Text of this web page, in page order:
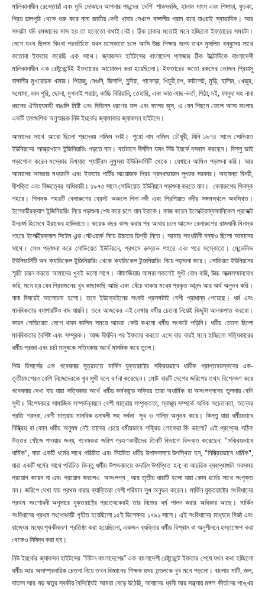
মালিকানাধীন রেস্তোরাঁ এবং মুদি দোকানে আপনার পছন্দের 'দেশি' শাকসবজি, হালাল মাংস এবং শিঙ্গাড়া, ফুচকা,
প্রিয় ডালপুরি থেকে শুরু করে নানা জাতীয় দেশী খাবার দেখলে বাঙ্গালীর প্রান ভরে যাওয়াই স্বাভাবিক। আর
সময়টা যদি রমজানের মাস হয় তা হলেতো কথাই নেই। ঠিক ঢাকার মতোই মনে হচ্ছিলো ইফতারের সময়টা।
দেশে যখন ছিলাম কিংবা পরবর্তিতে যখন মস্কোতে চলে আসি উচ্চ শিক্ষার জন্য তখন মুসলিম বন্ধুদের সাথে
কতোনা ইফতার করেছি এক সাথে। জ্যাকসন হাইটসের বাংলাদেশ প্লাজার ঠিক উল্টোদিকে বাংলাদেশী
মালিকানাধীন এক রেষ্টুরেন্টেই ইফতারের আয়োজন করা হয়েছিলো। ইফতারের কতো রকমের ভোজন প্রিয়াসু
বাঙ্গালীর মুখরোচক খাবার। পিয়াজু, বেগুনি, জিলাপি, বুন্দিয়া, পাকোড়া, খিচুরী,চপ, কাটলেট, মুড়ি, হালিম, খেজুর,
সমোসা, ডাল পুরি, ছোলা, মুগলাই পরাঠা, কাচ্চি বিরিয়ানি, তেহারি, এবং ভাত-মাছ-ভর্তা, পিঠা, দই, ফালুদা সহ নানা
ধরনের ঐতিহ্যবাহী বাঙালি মিষ্টি এবং বিভিন্ন ধরণের ফল এবং ফলের জুস, এ যেন পিছনে ফেলে আসা বাংলার
একটি তাৎক্ষণিক অনুস্মারক নিউ ইয়র্কের জ্যামাকার জ্যাকসন হাইটসে।
আমাদের সাথে আরো ছিলো শ্রদ্ধেয় নাজিম ভাই। পুরো নাম নাজিম চৌধুরী, যিনি ১৯৭৪ সালে সোভিয়ত
ইউনিয়নের আস্ত্রাখানে ইন্জিনিয়ারিং পড়তে যান। বর্তমানে দীর্ঘদিন যাবৎ নিউ ইয়র্কে বসবাস করছেন। বিল্লু ভাই
পড়াশোনা করেন মস্কোর বিখ্যাত প্যাট্রিস লুমুম্বা ইউনিভার্সিটি থেকে। যেখানে আমিও পড়াশুনা করি। আর
আমাদের আড্ডার মধ্যমনি এবং ইফতার পার্টির আয়োজক প্রিয় শ্রদ্ধাভাজন লুৎফর সরকার। অত্যন্ত বিনয়ী,
ধীশক্তি এবং বিজ্ঞত্বের অধিকারী। ১৯৭৩ সালে সোভিয়েত ইউনিয়নে পড়াশুনা করতে যান। বেলারুশের পিনস্ক
শহরে। পিনস্ক শহরটি বেলারুশের ব্রেস্ট অঞ্চলে পিনা নদী এবং প্রিপিয়াত নদীর সঙ্গমস্থলে অবস্থিত।
ইলেকট্রিক্যাল ইন্জিনিয়ারিং নিয়ে পড়াশুনা শেষ করে চলে যান ইরাকে। কাজ করেন ইলেক্ট্রোম্যাকানিকেল প্রজেক্ট
ইনচার্জ হিসেবে ইরাকের হাদিদাতে। কয়েক বছর কাজ করার পর আবার চলে আসেন বেলারুশের রাজধানী মিনস্ক
শহরে ইলেক্ট্রিক্যাল সিষ্টেম এন্ড নেটওয়ার্ক নিয়ে উচ্চতর ডিগ্রী নিতে। আমার সহধর্মিনী বন্যাও ছিলো আমাদের
সাথে। সেও পড়াশুনা করে সোভিয়েত ইউনিয়নে, প্রথমে রুস্তভ শহরে এবং পরে মস্কোতে। মেন্ডেলিভ
ইউনিভার্সিটি অব ক্যামিকেল ইন্জিনিয়ারিং থেকে ক্যামিকেল ইন্জনিয়ারিং নিয়ে পড়াশুনা করে। সোভিয়ত ইউনিয়নের
স্মৃতি চারন করতে আমাদের খুবই ভলো লাগে। নষ্টালজিয়ায় আমরা সকলেই সুখী বোধ করি, উচ্চ আত্মসম্মানবোধ
করি, মনে হয় যেন প্রিয়জনের খুব কাছাকাছি আছি এবং বেঁচে থাকার মধ্যে প্রকৃত আনন্দ আর অর্থ অনুভব করি।
নানা বিষয়েই আলোচনা হলো। তবে ইউক্রেইনের সংকট প্রসঙ্গটাই বেশী প্রাধান্য পেয়েছে। ধর্ম এবং
মানবিকতার ব্যাপারটিও বাদ যায়নি। তবে আজকের এই লেখায় ধর্মীয় চেতনা নিয়েই কিছুটা আলকপাত করবো।
কারন সোভিয়েত দেশে থাকা কালিন সময়ে আমরা কেউ কখনো ধর্মীয় সংকটে পড়িনি। ধর্মীয় চেতনা ছিলো
মানবিকতার বৈশিষ্ট এবং সম্পূরক। আজ দীর্ঘদিন পর ইফতার করতে এসে বার বারই মনে হচ্ছিলো সত্যিকারের
ধর্মীয় প্রজ্ঞা এবং চর্চা মানুষকে সত্যিকার অর্থে মানবিক করে তুলে।
পিউ রিসার্সের এক গবেষনার সূত্রমতে মার্কিন যুক্তরাষ্ট্রে সক্রিয়ভাবে ধার্মীক প্রাপ্তবয়স্কদের এক-
তৃতীয়াংশেরও বেশি নিজেদেরকে খুব সুখী বলে বর্ণনা করেছেন। মোট বারটি দেশের জরিপের তথ্য বিশ্লেষণ করে
গবেষনায় দেখা যায় যারা সত্যিকার অর্থে ধর্মীয় কর্মকান্ডে সক্রিয় তারা অধার্মিক বা অসংলগ্নদের তুলনায় বেশি
সুখী। বিশেষকরে সামাজিক সম্পর্কন্নয়নে বেশী মাত্রায় সম্পৃক্ততা, স্বাস্থ্য সম্পর্কে অধিক সচেতনতা, অন্যের
প্রতি শ্রদ্ধা, বেশী মাত্রায় মানবিক গুনাবলী সহ সর্বদা সুখ ও শান্তি অনুভব করে। কিন্তু যারা ধর্মীয়ভাবে
নিষ্ক্রিয় বা কোন ধর্মীয় অনুষঙ্গ নেই তাদের চেয়ে ধর্মীয়ভাবে সক্রিয় লোকেরা কি ভালো? এই প্রশ্নের সঠিক
উত্তর খোঁজে পাওয়ার জন্য, গবেষকরা জরিপ গ্রহণকারীদের তিনটি বিভাগে বিভক্ত করেছেন: "সক্রিয়ভাবে
ধার্মিক", যারা একটি ধর্মের সাথে পরিচিত এবং নিয়মিত ধর্মীয় উপাসনালয়ে উপস্থিত হন, "নিষ্ক্রিয়ভাবে ধার্মিক",
যারা একটি ধর্মের সাথে পরিচিত কিন্তু ধর্মীয় উপসনালয়ে কদাচিৎ উপস্থিত হন; বা আচরিক ব্যবস্থাগুলি সবসময়
প্রয়োগ করেন না এবং প্রয়োগ করলেও অসংলগ্ন , আর তৃতীয় ধারাটি হলো যারা কোন ধর্মের সাথে সংপৃক্ত
নন। জরিপে দেখা যায় প্রথম ধারার ব্যাক্তিরা বেশী পরিমান সুখ অনুভব করেন। মার্কিন যুক্তরাষ্ট্রে সংবিধানের
প্রথম সংশোধনী অনুসারে যুক্তরাষ্ট্রে প্রত্যেকেরই তার নিজের ধর্ম পালন করার অধিকার আছে। মার্কিন
সংবিধানের প্রথম সংশোধনটি গৃহীত হয়েছিলো ১৫ই ডিসেম্বর ১৭৯১ সালে। এই সংবিধানের মাধ্যমে গির্জা এবং
রাজ্যের মধ্যে পৃথকীকরণ প্রতিষ্ঠা করা হয়েছিলো, একজন ব্যক্তির ধর্মীয় বিশ্বাস বা অনুশীলনে হস্তক্ষেপ করা
থেকেও নিষিদ্ধ করা হয়।
নিউ ইয়র্কের জ্যাকসন হাইটসের “লিটল বাংলাদেশের” এক বাংলাদেশী রেষ্টুরেন্টে ইফতার শেষে যখন কথা হচ্ছিলো
ধর্মীয় আর অসাম্প্রদায়িক চেতনা নিয়ে তখন বিজ্ঞানের শিক্ষক হৃদয় মন্ডলকে খুব মনে পড়লো। বাংলার মাটি, জল,
বাতাস আর ষড়ঋতুর স্বকীয় বৈশিষ্ট্যেই আমরা বেড়ে উঠেছি, আযানের ধ্বনী আর সন্ধ্যায় মঙ্গল কীর্তনের শঙ্খের